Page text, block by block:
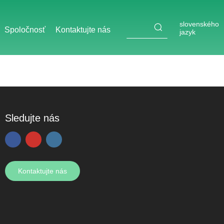
Spoločnosť Kontaktujte nás
slovenského
jazyk
Sledujte nás
Kontaktujte nás